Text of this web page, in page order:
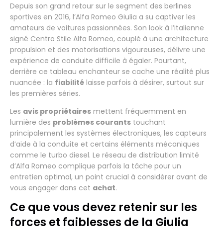
Depuis son grand retour sur le segment des berlines
sportives en 2016, l’Alfa Romeo Giulia a su captiver les
amateurs de voitures passionnées. Son look à l’italienne
signé Centro Stile Alfa Romeo, couplé à une architecture
propulsion et des motorisations vigoureuses, délivre une
expérience de conduite difficile à égaler. Pourtant,
derrière ce tableau enchanteur se cache une réalité plus
nuancée : la fiabilité laisse parfois à désirer, surtout sur
les premières séries.
Les avis propriétaires mettent fréquemment en
lumière des problèmes courants touchant
principalement les systèmes électroniques, les capteurs
d’aide à la conduite et certains éléments mécaniques
comme le turbo diesel. Le réseau de distribution limité
d’Alfa Romeo complique parfois la tâche pour un
entretien optimal, un point crucial à considérer avant de
vous engager dans cet achat.
Ce que vous devez retenir sur les
forces et faiblesses de la Giulia